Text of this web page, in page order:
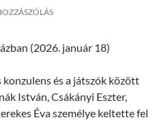
(2026. január 18)
konzulens és a játszók között
István, Csákányi Eszter,
Éva személye keltette fel